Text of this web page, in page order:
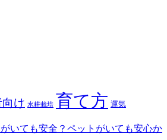
け 水耕栽培 育て方 運気